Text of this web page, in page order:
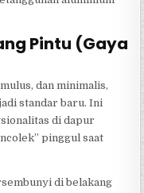
Pintu (Gaya
dan minimalis,
standar baru. Ini
di dapur
pinggul saat
di belakang